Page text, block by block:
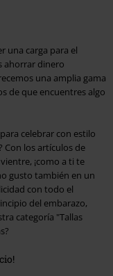
una carga para el
ahorrar dinero
una amplia gama
de que encuentres algo
celebrar con estilo
Con los artículos de
¡como a ti te
gusto también en un
con todo el
del embarazo,
categoría "Tallas